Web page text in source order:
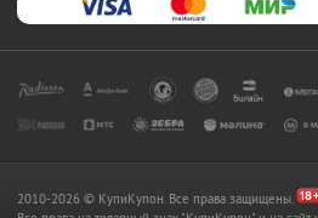
2010-2026 © КупиКупон. Все права защищены.